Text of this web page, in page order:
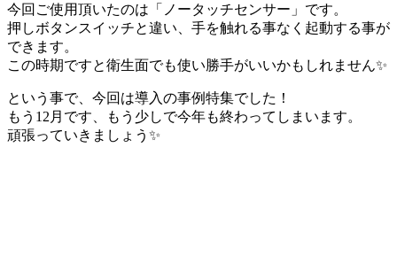
今回ご使用頂いたのは「ノータッチセンサー」です。
押しボタンスイッチと違い、手を触れる事なく起動する事が
できます。
この時期ですと衛生面でも使い勝手がいいかもしれません✨
という事で、今回は導入の事例特集でした！
もう12月です、もう少しで今年も終わってしまいます。
頑張っていきましょう✨